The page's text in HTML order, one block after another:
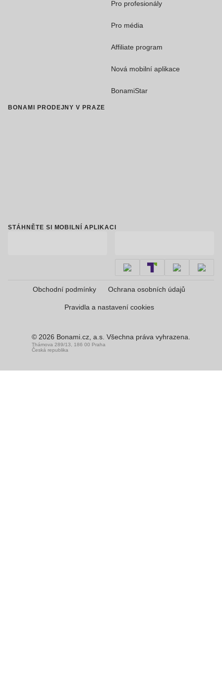
Pro profesionály
Pro média
Affiliate program
Nová mobilní aplikace
BonamiStar
BONAMI PRODEJNY V PRAZE
STÁHNĚTE SI MOBILNÍ APLIKACI
Obchodní podmínky Ochrana osobních údajů
Pravidla a nastavení cookies
© 2026 Bonami.cz, a.s. Všechna práva vyhrazena.
Thámova 289/13, 186 00 Praha
Česká republika